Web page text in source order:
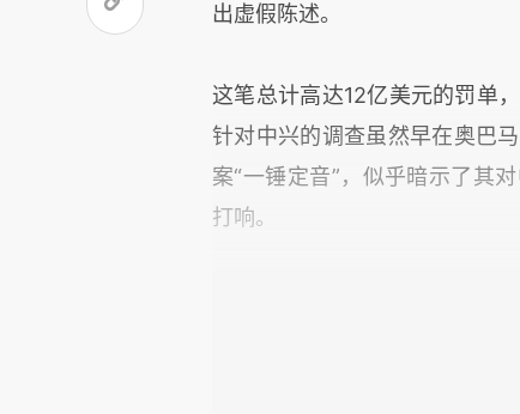
出虚假陈述。
这笔总计高达12亿美元的罚单
针对中兴的调查虽然早在奥巴
案“一锤定音”，似乎暗示了其
打响。
中美贸易战的阴影早已笼罩着
是世界第四大通讯设备制造商
商有利益链条，中兴在面对美